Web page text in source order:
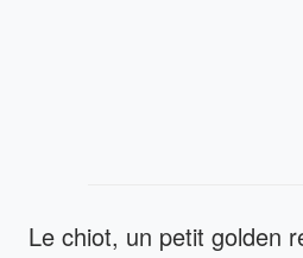
Le chiot, un petit golden